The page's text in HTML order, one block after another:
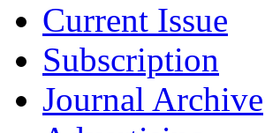
Current Issue
Subscription
Journal Archive